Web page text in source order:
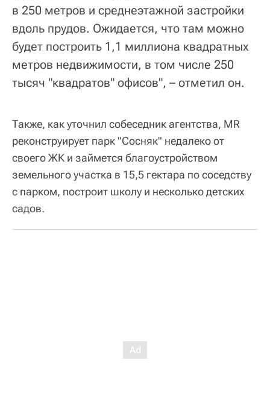
в 250 метров и среднеэтажной застройки
вдоль прудов. Ожидается, что там можно
будет построить 1,1 миллиона квадратных
метров недвижимости, в том числе 250
тысяч "квадратов" офисов", – отметил он.
Также, как уточнил собеседник агентства, MR
реконструирует парк "Сосняк" недалеко от
своего ЖК и займется благоустройством
земельного участка в 15,5 гектара по соседству
с парком, построит школу и несколько детских
садов.